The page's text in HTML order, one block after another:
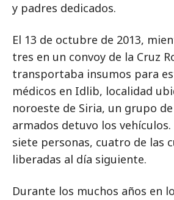
y padres dedicados.
El 13 de octubre de 2013,
tres en un convoy de la Cruz
transportaba insumos para
médicos en Idlib, localidad
noroeste de Siria, un grupo
armados detuvo los
siete personas, cuatro de las
liberadas al día siguiente.
Durante los muchos años en